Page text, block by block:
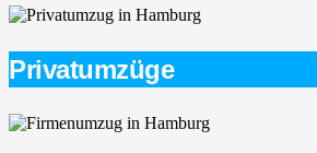
Privatumzüge